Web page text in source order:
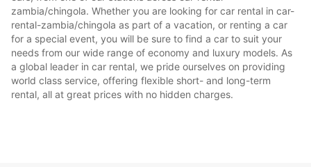
zambia/chingola. Whether you are looking for car rental in car-
rental-zambia/chingola as part of a vacation, or renting a car
for a special event, you will be sure to find a car to suit your
needs from our wide range of economy and luxury models. As
a global leader in car rental, we pride ourselves on providing
world class service, offering flexible short- and long-term
rental, all at great prices with no hidden charges.